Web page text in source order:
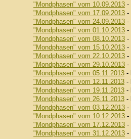
"Mondphasen" vom 10.09.2013 -
"Mondphasen" vom 17.09.2013 -
"Mondphasen" vom 24.09.2013 -
"Mondphasen" vom 01.10.2013 -
"Mondphasen" vom 08.10.2013 -
"Mondphasen" vom 15.10.2013 -
"Mondphasen" vom 22.10.2013 -
"Mondphasen" vom 29.10.2013 -
"Mondphasen" vom 05.11.2013 -
"Mondphasen" vom 12.11.2013 -
"Mondphasen" vom 19.11.2013 -
"Mondphasen" vom 26.11.2013 -
"Mondphasen" vom 03.12.2013 -
"Mondphasen" vom 10.12.2013 -
"Mondphasen" vom 17.12.2013 -
"Mondphasen" vom 31.12.2013 -